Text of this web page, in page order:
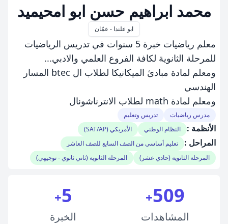
محمد ابراهيم حسن ابو امحيميد
ابو علندا - عمّان
معلم رياضيات خبرة 5 سنوات في تدريس الرياضيات
للمرحلة الثانوية لكافة الفروع العلمي والادبي...
ومعلم لمادة مبادئ الميكانيكا لطلاب ال btec المسار
الهندسي
ومعلم لمادة math لطلاب الانترناشونال
مدرس رياضيات تدريس وتعليم
الأنظمة : النظام الوطني الأمريكي (SAT/AP)
المراحل :
تعليم أساسي من الصف السابع للصف العاشر
المرحلة الثانوية (حادي عشر)
المرحلة الثانوية (ثاني ثانوي - توجيهي)
509
+
المشاهدات
5
+
الخبرة